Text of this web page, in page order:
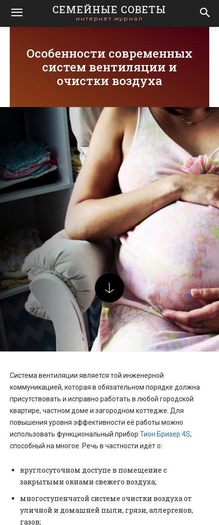
СЕМЕЙНЫЕ СОВЕТЫ
интернет журнал
Особенности современных
систем вентиляции и
очистки воздуха
Система вентиляции является той инженерной
коммуникацией, которая в обязательном порядке должна
присутствовать и исправно работать в любой городской
квартире, частном доме и загородном коттедже. Для
повышения уровня эффективности её работы можно
использовать функциональный прибор Тион Бризер 4S,
способный на многое. Речь в частности идёт о:
круглосуточном доступе в помещение с
закрытыми окнами свежего воздуха;
многоступенчатой системе очистки воздуха от
уличной и домашней пыли, грязи, аллергенов,
газов;